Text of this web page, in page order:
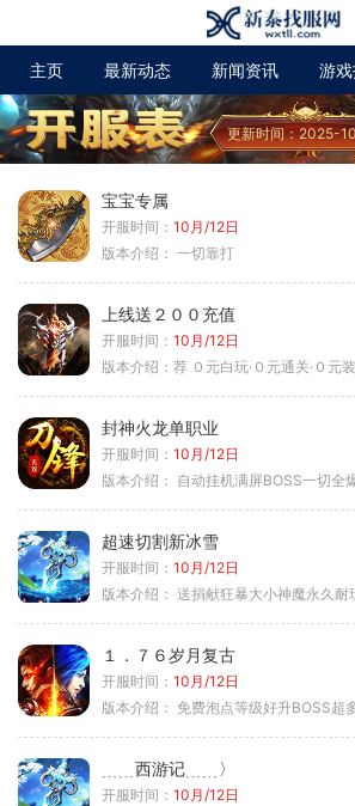
主页 最新动态 新闻资讯 游
更新时间：2025-
宝宝专属
开服时间： 10月/12日
版本介绍： 一切靠打
上线送２００充值
开服时间： 10月/12日
版本介绍： 荐 ０元白玩·０元通关·０元装逼
封神火龙单职业
开服时间： 10月/12日
版本介绍： 自动挂机满屏BOSS一切全
超速切割新冰雪
开服时间： 10月/12日
版本介绍： 送捐献狂暴大小神魔永久耐
１．７６岁月复古
开服时间： 10月/12日
版本介绍： 免费泡点等级好升BOSS超
﹍﹍西游记﹍﹍〉
开服时间： 10月/12日